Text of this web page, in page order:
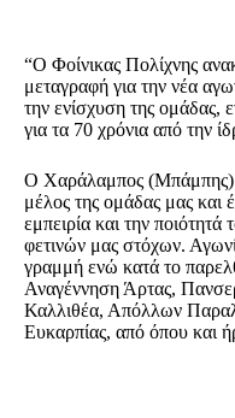
“Ο Φοίνικας Πολίχνης
μεταγραφή για την νέα
την ενίσχυση της ομάδας,
για τα 70 χρόνια από την
Ο Χαράλαμπος (Μπάμπης)
μέλος της ομάδας μας και
εμπειρία και την ποιότητά
φετινών μας στόχων.
γραμμή ενώ κατά το
Αναγέννηση Άρτας,
Καλλιθέα, Απόλλων
Ευκαρπίας, από όπου και